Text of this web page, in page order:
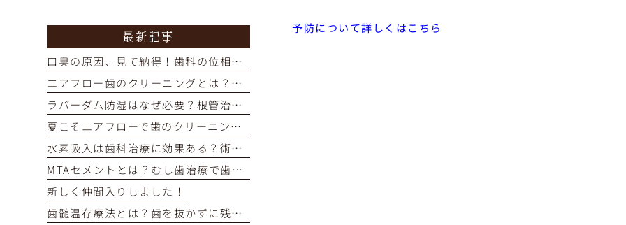
予防について詳しくはこちら
最新記事
口臭の原因、見て納得！歯科の位相差顕微鏡で口内細菌をチェック
エアフロー歯のクリーニングとは？痛くない・短時間で着色汚れをオフ
ラバーダム防湿はなぜ必要？根管治療の成功率を高める重要な役割
夏こそエアフローで歯のクリーニングを！
水素吸入は歯科治療に効果ある？術後の回復を早めるメカニズム解説
MTAセメントとは？むし歯治療で歯の神経を残す選択肢を解説
新しく仲間入りしました！
歯髄温存療法とは？歯を抜かずに残すための選択肢を解説